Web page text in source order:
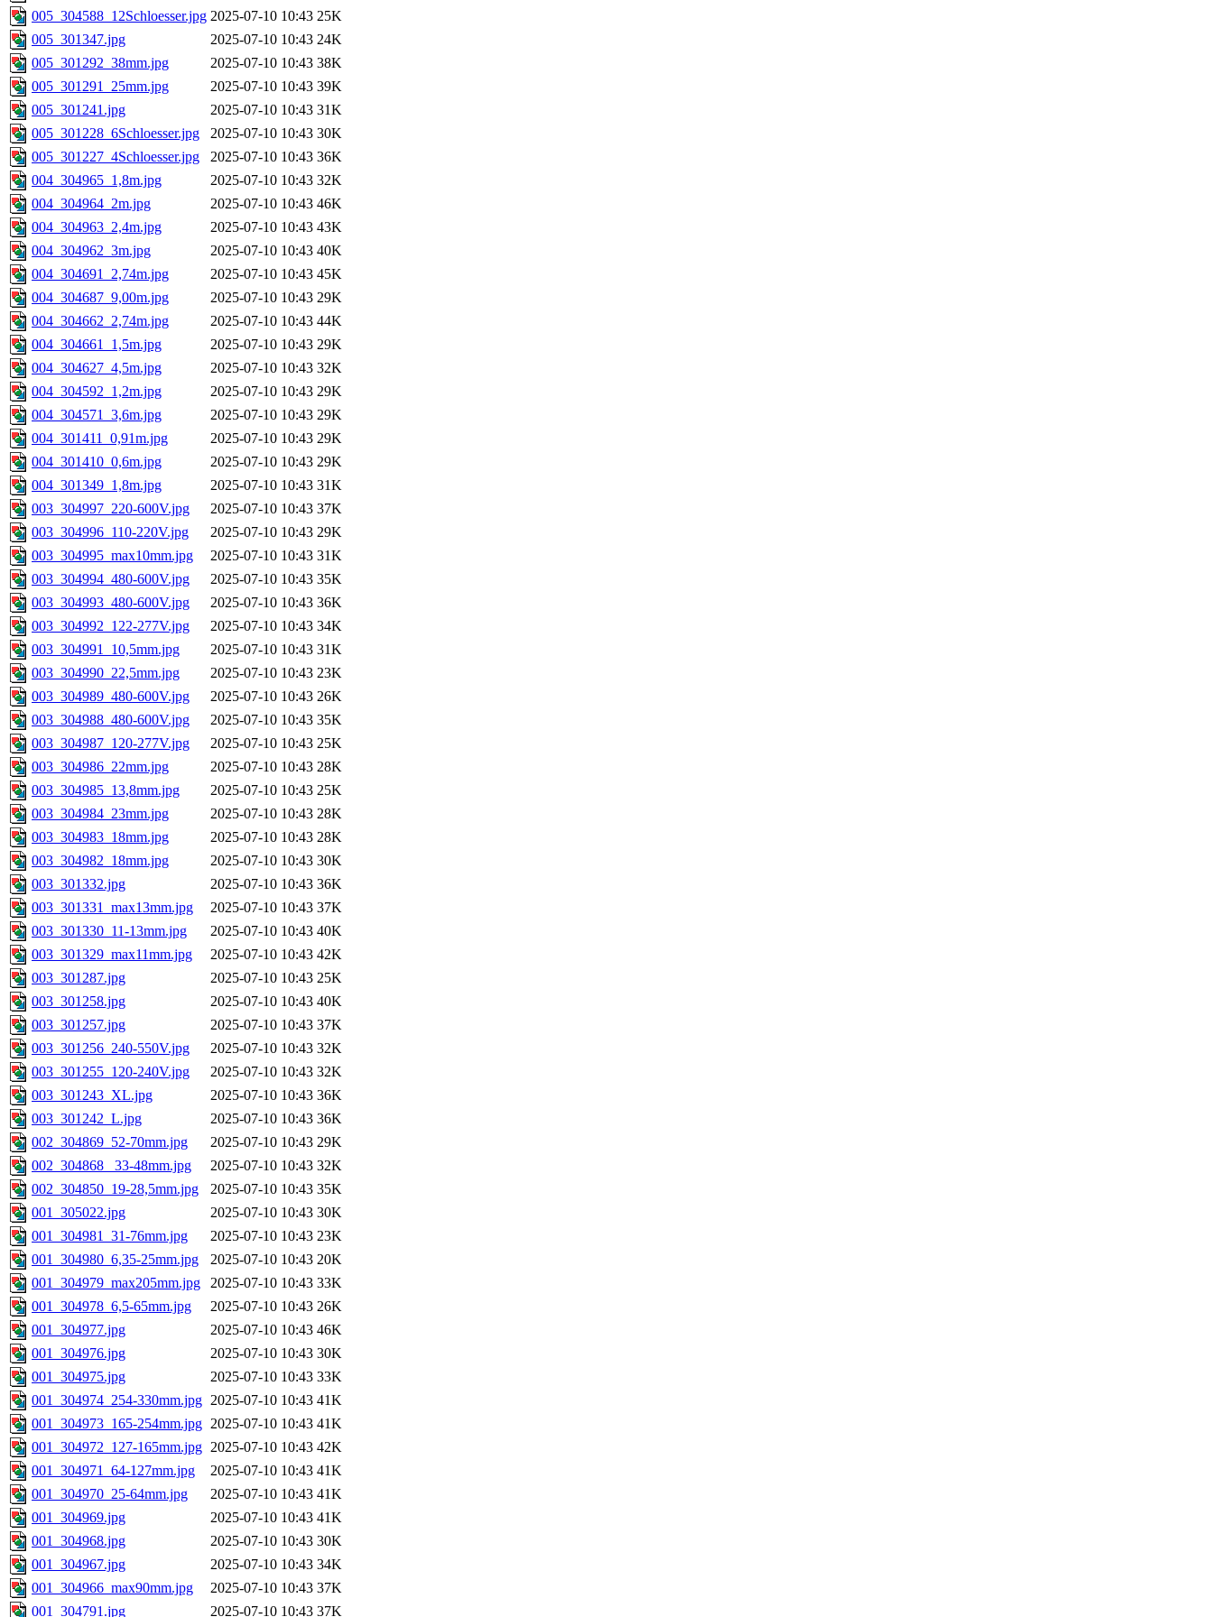
005_304588_12Schloesser.jpg 2025-07-10 10:43 25K
005_301347.jpg
2025-07-10 10:43 24K
005_301292_38mm.jpg
2025-07-10 10:43 38K
005_301291_25mm.jpg
2025-07-10 10:43 39K
005_301241.jpg
2025-07-10 10:43 31K
005_301228_6Schloesser.jpg
2025-07-10 10:43 30K
005_301227_4Schloesser.jpg
2025-07-10 10:43 36K
004_304965_1,8m.jpg
2025-07-10 10:43 32K
004_304964_2m.jpg
2025-07-10 10:43 46K
004_304963_2,4m.jpg
2025-07-10 10:43 43K
004_304962_3m.jpg
2025-07-10 10:43 40K
004_304691_2,74m.jpg
2025-07-10 10:43 45K
004_304687_9,00m.jpg
2025-07-10 10:43 29K
004_304662_2,74m.jpg
2025-07-10 10:43 44K
004_304661_1,5m.jpg
2025-07-10 10:43 29K
004_304627_4,5m.jpg
2025-07-10 10:43 32K
004_304592_1,2m.jpg
2025-07-10 10:43 29K
004_304571_3,6m.jpg
2025-07-10 10:43 29K
004_301411_0,91m.jpg
2025-07-10 10:43 29K
004_301410_0,6m.jpg
2025-07-10 10:43 29K
004_301349_1,8m.jpg
2025-07-10 10:43 31K
003_304997_220-600V.jpg
2025-07-10 10:43 37K
003_304996_110-220V.jpg
2025-07-10 10:43 29K
003_304995_max10mm.jpg
2025-07-10 10:43 31K
003_304994_480-600V.jpg
2025-07-10 10:43 35K
003_304993_480-600V.jpg
2025-07-10 10:43 36K
003_304992_122-277V.jpg
2025-07-10 10:43 34K
003_304991_10,5mm.jpg
2025-07-10 10:43 31K
003_304990_22,5mm.jpg
2025-07-10 10:43 23K
003_304989_480-600V.jpg
2025-07-10 10:43 26K
003_304988_480-600V.jpg
2025-07-10 10:43 35K
003_304987_120-277V.jpg
2025-07-10 10:43 25K
003_304986_22mm.jpg
2025-07-10 10:43 28K
003_304985_13,8mm.jpg
2025-07-10 10:43 25K
003_304984_23mm.jpg
2025-07-10 10:43 28K
003_304983_18mm.jpg
2025-07-10 10:43 28K
003_304982_18mm.jpg
2025-07-10 10:43 30K
003_301332.jpg
2025-07-10 10:43 36K
003_301331_max13mm.jpg
2025-07-10 10:43 37K
003_301330_11-13mm.jpg
2025-07-10 10:43 40K
003_301329_max11mm.jpg
2025-07-10 10:43 42K
003_301287.jpg
2025-07-10 10:43 25K
003_301258.jpg
2025-07-10 10:43 40K
003_301257.jpg
2025-07-10 10:43 37K
003_301256_240-550V.jpg
2025-07-10 10:43 32K
003_301255_120-240V.jpg
2025-07-10 10:43 32K
003_301243_XL.jpg
2025-07-10 10:43 36K
003_301242_L.jpg
2025-07-10 10:43 36K
002_304869_52-70mm.jpg
2025-07-10 10:43 29K
002_304868_ 33-48mm.jpg
2025-07-10 10:43 32K
002_304850_19-28,5mm.jpg
2025-07-10 10:43 35K
001_305022.jpg
2025-07-10 10:43 30K
001_304981_31-76mm.jpg
2025-07-10 10:43 23K
001_304980_6,35-25mm.jpg
2025-07-10 10:43 20K
001_304979_max205mm.jpg
2025-07-10 10:43 33K
001_304978_6,5-65mm.jpg
2025-07-10 10:43 26K
001_304977.jpg
2025-07-10 10:43 46K
001_304976.jpg
2025-07-10 10:43 30K
001_304975.jpg
2025-07-10 10:43 33K
001_304974_254-330mm.jpg 2025-07-10 10:43 41K
001_304973_165-254mm.jpg 2025-07-10 10:43 41K
001_304972_127-165mm.jpg 2025-07-10 10:43 42K
001_304971_64-127mm.jpg
2025-07-10 10:43 41K
001_304970_25-64mm.jpg
2025-07-10 10:43 41K
001_304969.jpg
2025-07-10 10:43 41K
001_304968.jpg
2025-07-10 10:43 30K
001_304967.jpg
2025-07-10 10:43 34K
001_304966_max90mm.jpg
2025-07-10 10:43 37K
001_304791.jpg
2025-07-10 10:43 37K